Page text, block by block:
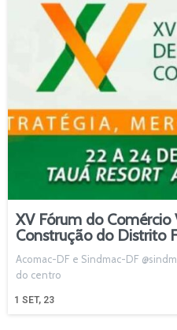
XV Fórum do Comércio
Construção do Distrito
1 SET, 23
Acomac-DF e Sindmac-DF
do centro